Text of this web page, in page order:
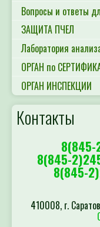
Вопросы и ответы
ЗАЩИТА ПЧЕЛ
Лаборатория
ОРГАН по
ОРГАН ИНСПЕКЦИИ
Контакты
8(845-
8(845-
8(845-
410008, г.